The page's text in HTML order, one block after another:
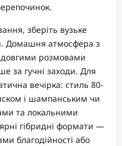
зберіть вузьке
Домашня атмосфера з
довгими розмовами
за гучні заходи. Для
вечірка: стиль 80-
і шампанським чи
та локальними
гібридні формати —
благодійності або